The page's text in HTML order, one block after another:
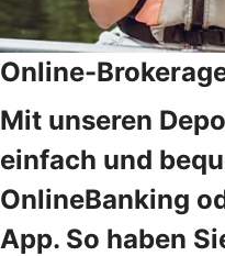
Online-
Mit unseren
einfach und
OnlineBanking
App. So haben